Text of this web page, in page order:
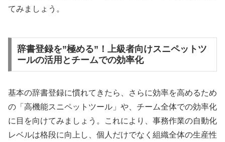
てみましょう。
辞書登録を”極める”！上級者向けスニペットツ
ールの活用とチームでの効率化
基本の辞書登録に慣れてきたら、さらに効率を高めるため
の「高機能スニペットツール」や、チーム全体での効率化
に目を向けてみましょう。これにより、事務作業の自動化
レベルは格段に向上し、個人だけでなく組織全体の生産性